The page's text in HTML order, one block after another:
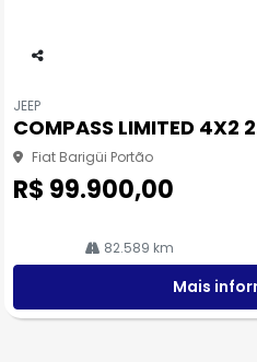
pa
rtil
he
JEEP
COMPASS LIMITED 4X2
Fiat Barigüi Portão
R$ 99.900,00
82.589 km
Mais